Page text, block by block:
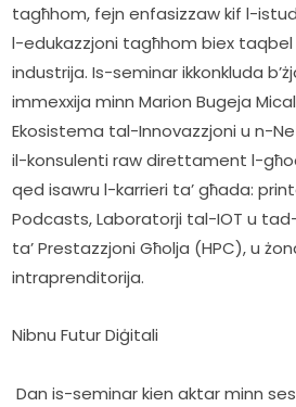
tagħhom, fejn enfasizzaw kif l-
l-edukazzjoni tagħhom biex
industrija. Is-seminar ikkonkluda
immexxija minn Marion Bugeja
Ekosistema tal-Innovazzjoni u n-
il-konsulenti raw direttament l-
qed isawru l-karrieri ta’ għada:
Podcasts, Laboratorji tal-IOT u
ta’ Prestazzjoni Għolja (HPC), u
intraprenditorija.
Nibnu Futur Diġitali
Dan is-seminar kien aktar minn sessjoni ta’ taħriġ. Kien